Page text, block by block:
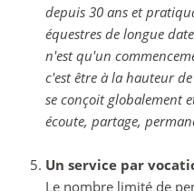
depuis 30 ans et
équestres de longue
n'est qu'un
c'est être à la hauteur
se conçoit globalement
écoute, partage,
Un service par
Le nombre limité de